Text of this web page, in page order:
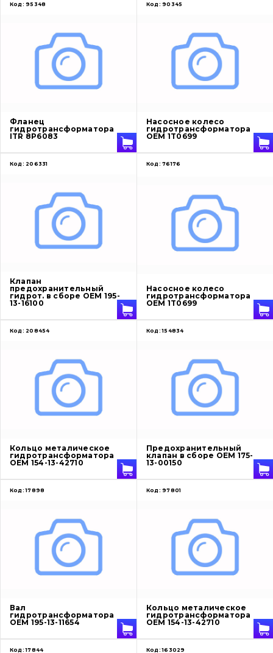
Контакты
Каталог
Фильтры и смазочные материалы
Болты, гайки и элементы крепления
Код: 95348
Фланец
гидротрансформатора
ITR 8P6083
Код: 90345
Насосное колесо
гидротрансформатора
OEM 1T0699
Код: 206331
Клапан
предохранительный
гидрот. в сборе OEM 195-
13-16100
Код: 76176
Насосное колесо
гидротрансформатора
OEM 1T0699
Код: 208454
Кольцо металическое
гидротрансформатора
OEM 154-13-42710
Код: 154834
Предохранительный
клапан в сборе OEM 175-
13-00150
Код: 17898
Вал
гидротрансформатора
OEM 195-13-11654
Код: 97801
Кольцо металическое
гидротрансформатора
OEM 154-13-42710
Код: 17844 Код: 163029